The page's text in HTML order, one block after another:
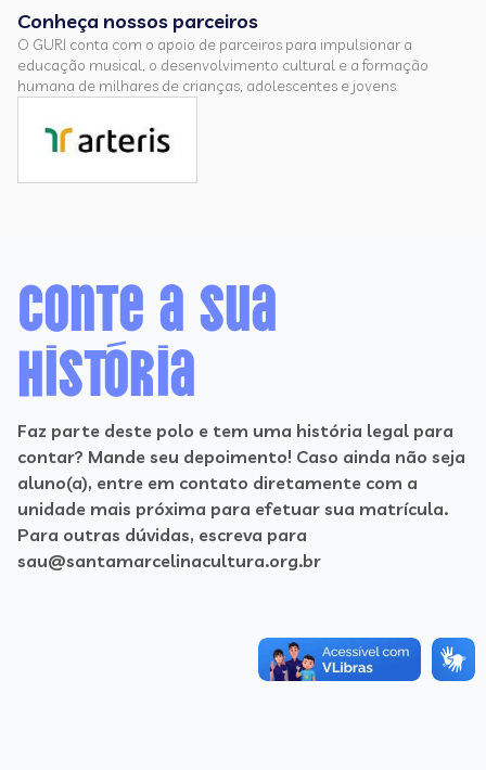
Conheça nossos parceiros
O GURI conta com o apoio de parceiros para impulsionar a
educação musical, o desenvolvimento cultural e a formação
humana de milhares de crianças, adolescentes e jovens.
Conte a sua
história
Faz parte deste polo e tem uma história legal para
contar? Mande seu depoimento! Caso ainda não seja
aluno(a), entre em contato diretamente com a
unidade mais próxima para efetuar sua matrícula.
Para outras dúvidas, escreva para
sau@santamarcelinacultura.org.br